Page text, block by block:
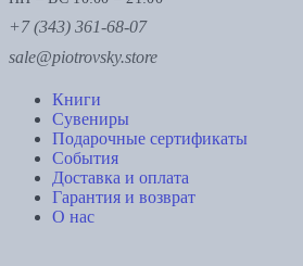
+7 (343) 361-68-07
sale@piotrovsky.store
Книги
Сувениры
Подарочные сертификаты
События
Доставка и оплата
Гарантия и возврат
О нас